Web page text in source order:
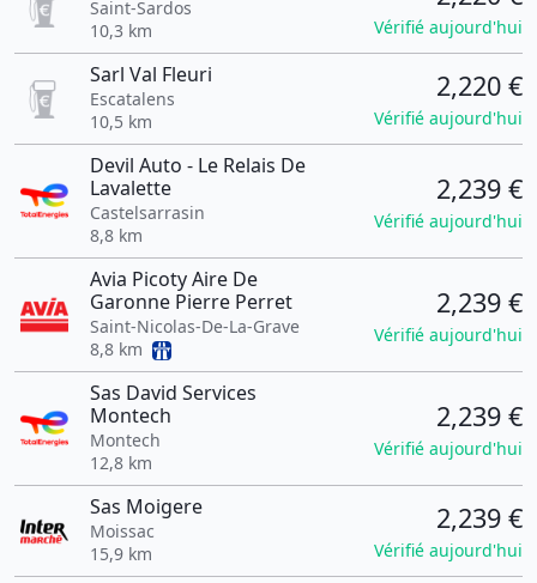
Saint-Sardos
10,3 km
Vérifié aujourd'hui
Sarl Val Fleuri
Escatalens
10,5 km
2,220 €
Vérifié aujourd'hui
Devil Auto - Le Relais De
Lavalette
Castelsarrasin
8,8 km
2,239 €
Vérifié aujourd'hui
Avia Picoty Aire De
Garonne Pierre Perret
Saint-Nicolas-De-La-Grave
8,8 km
2,239 €
Vérifié aujourd'hui
Sas David Services
Montech
Montech
12,8 km
2,239 €
Vérifié aujourd'hui
Sas Moigere
Moissac
15,9 km
2,239 €
Vérifié aujourd'hui